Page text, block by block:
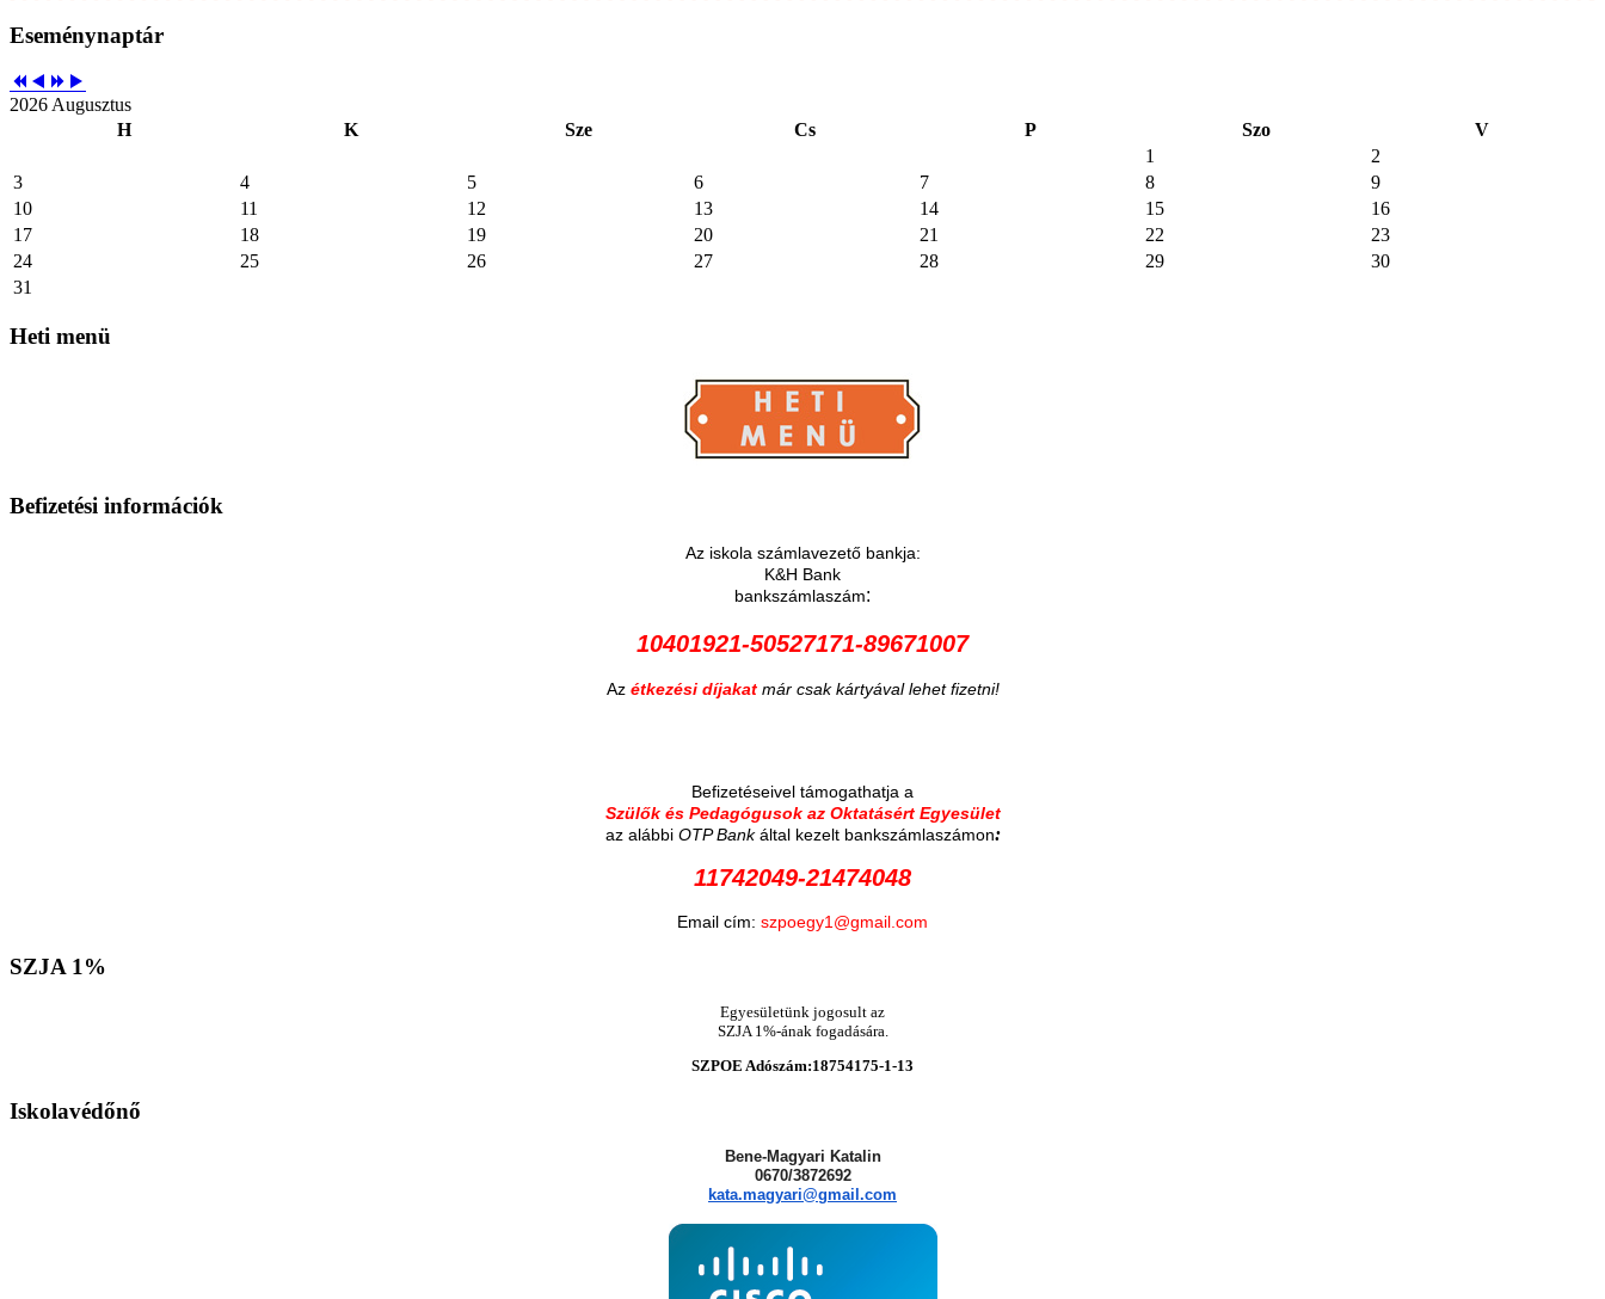
Eseménynaptár
2026 Augusztus
H
K Sze Cs P Szo
V
1
2
3
4 5 6 7 8
9
10
11 12 13 14 15
16
17
18 19 20 21 22
23
24
25 26 27 28 29
30
31
Heti menü
Befizetési információk
Az iskola számlavezető bankja:
K&H Bank
bankszámlaszám:
10401921-50527171-89671007
Az étkezési díjakat már csak kártyával lehet fizetni!
Befizetéseivel támogathatja a
Szülők és Pedagógusok az Oktatásért Egyesület
az alábbi OTP Bankáltal kezelt bankszámlaszámon:
11742049-21474048
Email cím: szpoegy1@gmail.com
SZJA1%
Egyesületünk jogosult az
SZJA 1%-ának fogadására.
SZPOE Adószám:18754175-1-13
Iskolavédőnő
Bene-Magyari Katalin
0670/3872692
kata.magyari@gmail.com